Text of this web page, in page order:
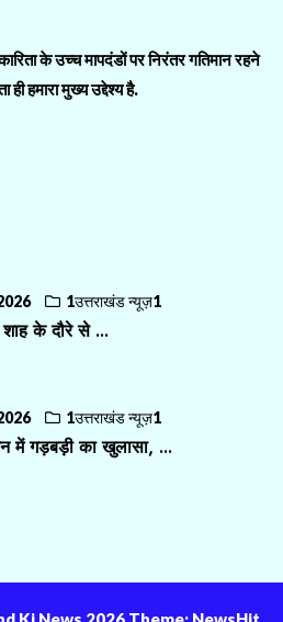
के उच्च मापदंडों पर निरंतर गतिमान रहने
ही हमारा मुख्य उद्देश्य है.
1उत्तराखंड न्यूज़1
के दौरे से ...
1उत्तराखंड न्यूज़1
में गड़बड़ी का खुलासा, ...